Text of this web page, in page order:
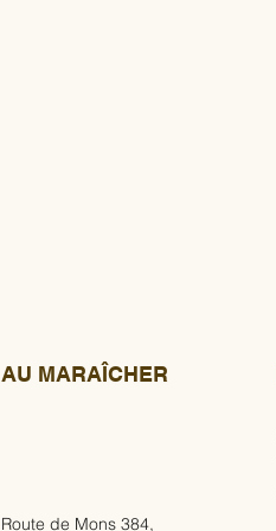
AU MARAÎCHER
Route de Mons 384,